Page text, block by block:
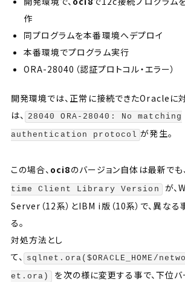
作
同プログラムを本番環境へデプロイ
本番環境でプログラム実行
ORA-28040（認証プロトコル・エラー）
開発環境では、正常に接続できたOracleに
は、
28040 ORA-28040: No matching
authentication protocol が発生。
この場合、 oci8のバージョン自体は最新でも
time Client Library Version が、
Server（12系）とIBM i版（10系）で、異な
る。
対処方法とし
て、
sqlnet.ora($ORACLE_HOME/
et.ora) を次の様に変更する事で、下位バ